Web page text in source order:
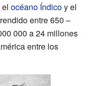
el océano Índicoy el
entre 650 –
000 a 24 millones
entre los